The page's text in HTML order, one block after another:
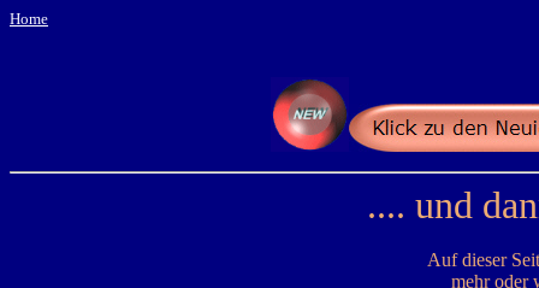
Home
.... und
Auf dieser
mehr oder